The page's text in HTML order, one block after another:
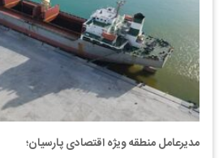
مدیرعامل منطقه ویژه اقتصادی پارسیان؛